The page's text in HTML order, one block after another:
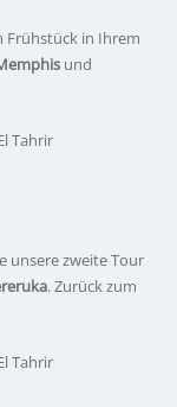
Frühstück in Ihrem
und
Tahrir
unsere zweite Tour
. Zurück zum
Tahrir